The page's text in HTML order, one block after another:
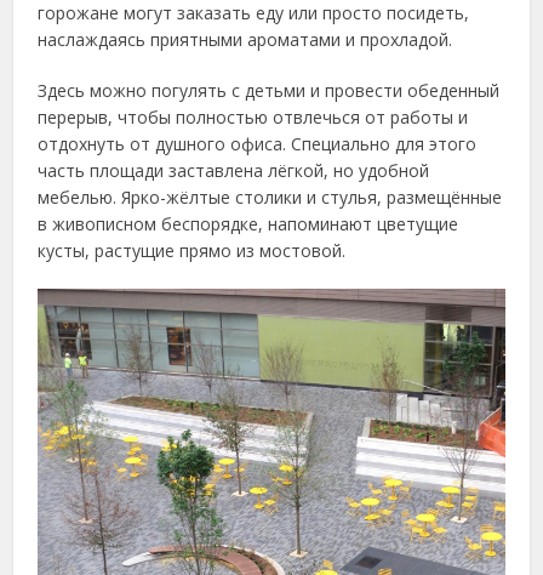
горожане могут заказать еду или просто посидеть,
наслаждаясь приятными ароматами и прохладой.
Здесь можно погулять с детьми и провести обеденный
перерыв, чтобы полностью отвлечься от работы и
отдохнуть от душного офиса. Специально для этого
часть площади заставлена лёгкой, но удобной
мебелью. Ярко-жёлтые столики и стулья, размещённые
в живописном беспорядке, напоминают цветущие
кусты, растущие прямо из мостовой.